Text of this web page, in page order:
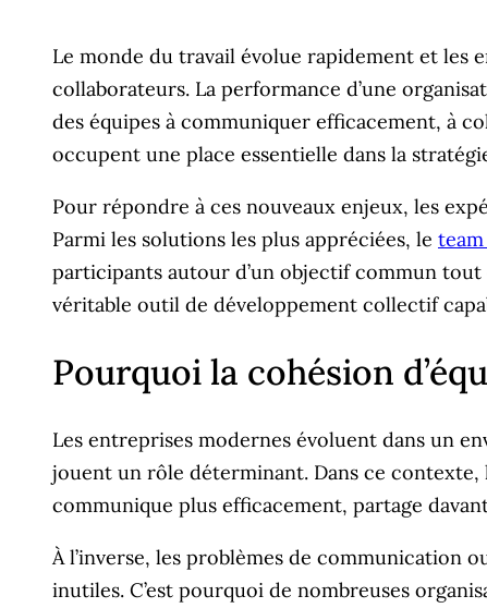
Le monde du travail évolue rapidement et les
collaborateurs. La performance d’une
des équipes à communiquer efficacement, à
occupent une place essentielle dans la
Pour répondre à ces nouveaux enjeux, les
Parmi les solutions les plus appréciées, le
participants autour d’un objectif commun tout
véritable outil de développement collectif
Pourquoi la cohésion
Les entreprises modernes évoluent dans un
jouent un rôle déterminant. Dans ce
communique plus efficacement, partage
À l’inverse, les problèmes de communication
inutiles. C’est pourquoi de nombreuses